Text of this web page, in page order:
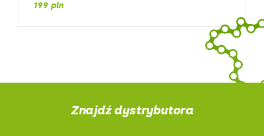
199 pln
Znajdź dystrybutora